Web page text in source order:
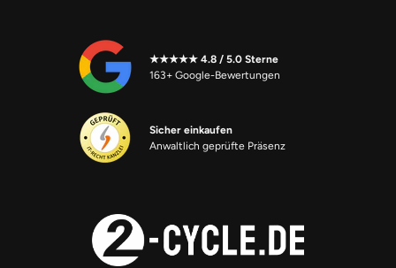
★★★★★ 4.8 / 5.0 Sterne
163+ Google-Bewertungen
Sicher einkaufen
Anwaltlich geprüfte Präsenz